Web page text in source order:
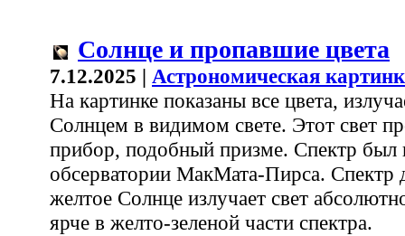
Солнце и пропавшие цвета
7.12.2025 | Астрономическая
На картинке показаны все цвета,
Солнцем в видимом свете. Этот свет
прибор, подобный призме. Спектр был
обсерватории МакМата-Пирса. Спектр
желтое Солнце излучает свет
ярче в желто-зеленой части спектра.